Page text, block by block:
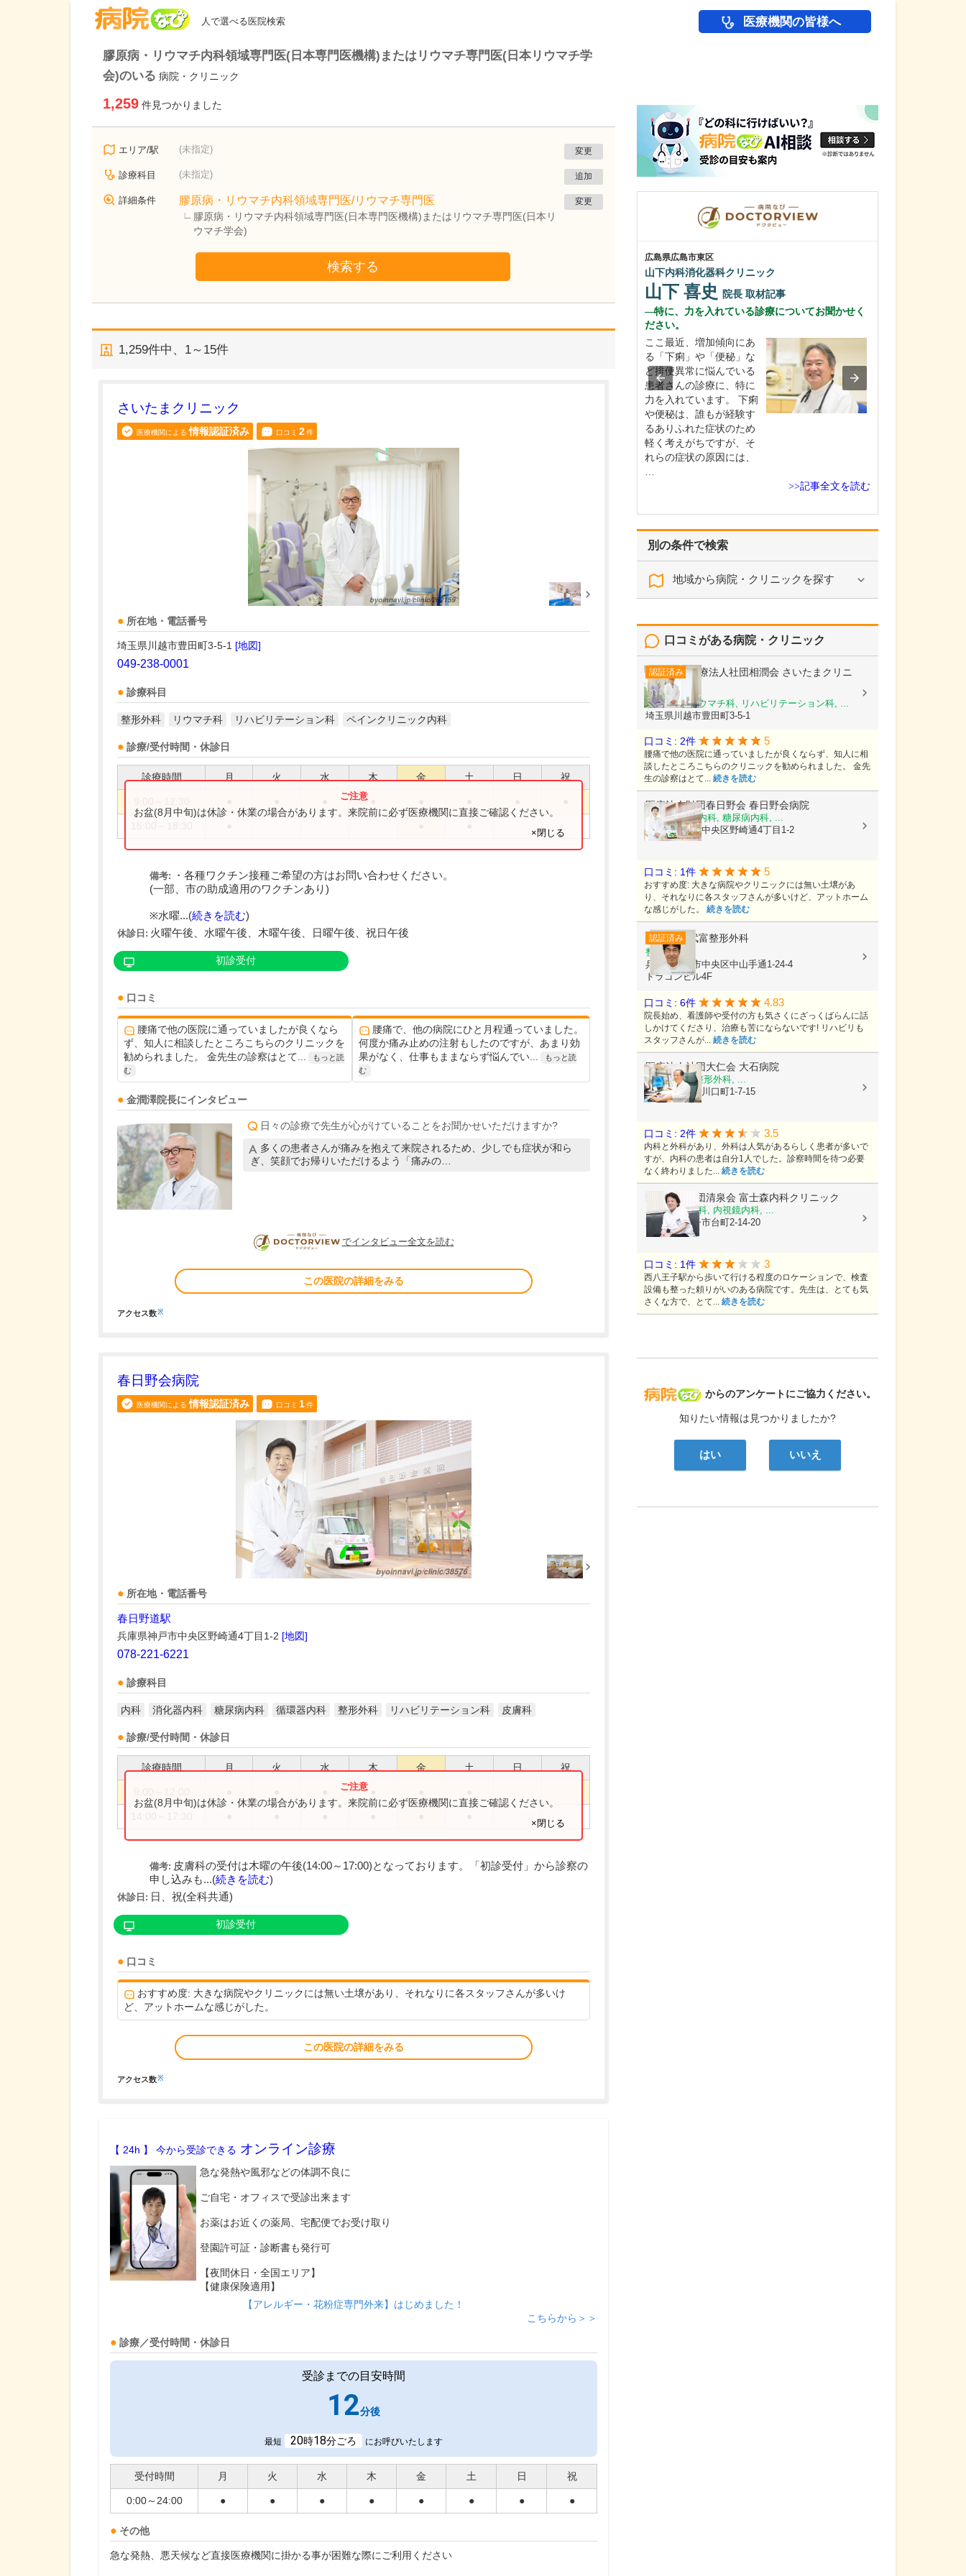
人で選べる医院検索 医療機関の皆様へ
膠原病・リウマチ内科領域専門医(日本専門医機構)またはリウマチ専門医(日本リウマチ学
会)のいる 病院・クリニック
1,259 件見つかりました
エリア/駅 (未指定) 変更
診療科目 (未指定) 追加
詳細条件 膠原病・リウマチ内科領域専門医/リウマチ専門医
膠原病・リウマチ内科領域専門医(日本専門医機構)またはリウマチ専門医(日本リ
ウマチ学会)
変更
検索する
1,259件中、 1～15件
さいたまクリニック
医療機関による 情報認証済み 口コミ 2件
所在地・電話番号
埼玉県川越市豊田町3-5-1 [地図]
049-238-0001
診療科目
整形外科 リウマチ科 リハビリテーション科 ペインクリニック内科
診療/受付時間・休診日
診療時間 月 火 水 木 金 土 日 祝
お盆(8月中旬)は休診・休業の場合があります。来院前に必ず医療機関に直接ご確認ください。
×閉じる
備考:
・各種ワクチン接種ご希望の方はお問い合わせください。
(一部、市の助成適用のワクチンあり)
※水曜...(続きを読む)
休診日: 火曜午後、水曜午後、木曜午後、日曜午後、祝日午後
初診受付
口コミ
腰痛で他の医院に通っていましたが良くなら
ず、知人に相談したところこちらのクリニックを
勧められました。 金先生の診察はとて...
もっと読
む
腰痛で、他の病院にひと月程通っていました。
何度か痛み止めの注射もしたのですが、あまり効
果がなく、仕事もままならず悩んでい...
もっと読
む
金潤澤院長にインタビュー
日々の診療で先生が心がけていることをお聞かせいただけますか?
多くの患者さんが痛みを抱えて来院されるため、少しでも症状が和ら
ぎ、笑顔でお帰りいただけるよう「痛みの…
DOCTORVIEW
でインタビュー全文を読む
この医院の詳細をみる
アクセス数※
春日野会病院
医療機関による 情報認証済み 口コミ 1件
所在地・電話番号
春日野道駅
兵庫県神戸市中央区野崎通4丁目1-2 [地図]
078-221-6221
診療科目
内科 消化器内科 糖尿病内科 循環器内科 整形外科 リハビリテーション科 皮膚科
診療/受付時間・休診日
診療時間 月 火 水 木 金 土 日 祝
お盆(8月中旬)は休診・休業の場合があります。来院前に必ず医療機関に直接ご確認ください。
×閉じる
備考: 皮膚科の受付は木曜の午後(14:00～17:00)となっております。「初診受付」から診察の
申し込みも...(続きを読む)
休診日: 日、祝(全科共通)
初診受付
口コミ
おすすめ度: 大きな病院やクリニックには無い土壌があり、それなりに各スタッフさんが多いけ
ど、アットホームな感じがした。
この医院の詳細をみる
アクセス数※
【 24h 】 今から受診できる オンライン診療
急な発熱や風邪などの体調不良に
ご自宅・オフィスで受診出来ます
お薬はお近くの薬局、宅配便でお受け取り
登園許可証・診断書も発行可
【夜間休日・全国エリア】
【健康保険適用】
【アレルギー・花粉症専門外来】はじめました！
こちらから＞＞
診療／受付時間・休診日
受診までの目安時間
12分後
最短 20時18分ごろ にお呼びいたします
受付時間 月 火 水 木 金 土 日 祝
0:00～24:00 ● ● ● ● ● ● ● ●
その他
急な発熱、悪天候など直接医療機関に掛かる事が困難な際にご利用ください
別の条件で検索
地域から病院・クリニックを探す
病院なび
からのアンケートにご協力ください。
知りたい情報は見つかりましたか?
はい いいえ
口コミがある病院・クリニック
認証済み 医療法人社団相潤会 さいたまクリニ
ック
整形外科, リウマチ科, リハビリテーション科, ...
埼玉県川越市豊田町3-5-1
口コミ: 2件 5
腰痛で他の医院に通っていましたが良くならず、知人に相
談したところこちらのクリニックを勧められました。 金先
生の診察はとて... 続きを読む
医療法人財団春日野会 春日野会病院
内科, 消化器内科, 糖尿病内科, ...
兵庫県神戸市中央区野崎通4丁目1-2
口コミ: 1件 5
おすすめ度: 大きな病院やクリニックには無い土壌があ
り、それなりに各スタッフさんが多いけど、アットホーム
な感じがした。 続きを読む
認証済み 武富整形外科
整形外科
兵庫県神戸市中央区中山手通1-24-4
ドラゴンビル4F
口コミ: 6件 4.83
院長始め、看護師や受付の方も気さくにざっくばらんに話
しかけてくださり、治療も苦にならないです! リハビリも
スタッフさんが... 続きを読む
医療法人社団大仁会 大石病院
内科, 外科, 整形外科, ...
広島県福山市川口町1-7-15
口コミ: 2件 3.5
内科と外科があり、外科は人気があるらしく患者が多いで
すが、内科の患者は自分1人でした。診察時間を待つ必要
なく終わりました... 続きを読む
医療法人社団清泉会 富士森内科クリニック
内科, 消化器科, 内視鏡内科, ...
東京都八王子市台町2-14-20
口コミ: 1件 3
西八王子駅から歩いて行ける程度のロケーションで、検査
設備も整った頼りがいのある病院です。先生は、とても気
さくな方で、とて... 続きを読む
広島県広島市東区
山下内科消化器科クリニック
山下 喜史 院長 取材記事
特に、力を入れている診療についてお聞かせく
ださい。
ここ最近、増加傾向にあ
る「下痢」や「便秘」な
ど排便異常に悩んでいる
患者さんの診療に、特に
力を入れています。 下痢
や便秘は、誰もが経験す
るありふれた症状のため
軽く考えがちですが、そ
れらの症状の原因には、
…
>>記事全文を読む
専門医・肝臓専門医の資
格を…